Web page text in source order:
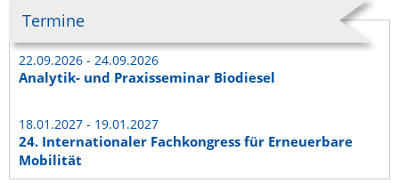
Termine
22.09.2026 - 24.09.2026
Analytik- und Praxisseminar Biodiesel
18.01.2027 - 19.01.2027
24. Internationaler Fachkongress für Erneuerbare
Mobilität